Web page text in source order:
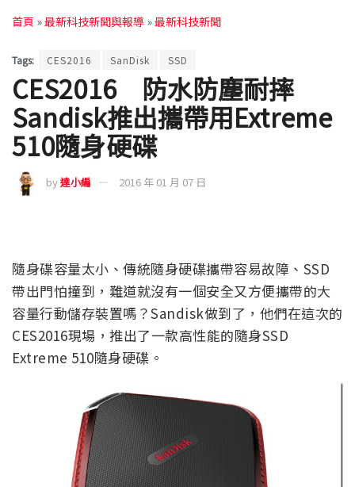
首頁 »最新科技新聞與報導 »最新科技新聞
Tags: CES2016 SanDisk SSD
CES2016 防水防塵耐摔
Sandisk推出攜帶用Extreme
510隨身硬碟
by達小編 2016 年 01 月 07 日
隨身碟容量太小、傳統隨身硬碟攜帶容易故障、SSD
帶出門怕撞到，難道就沒有一個安全又方便攜帶的大
容量行動儲存裝置嗎？Sandisk做到了，他們在這次的
CES2016現場，推出了一款高性能的隨身SSD
Extreme 510隨身硬碟。